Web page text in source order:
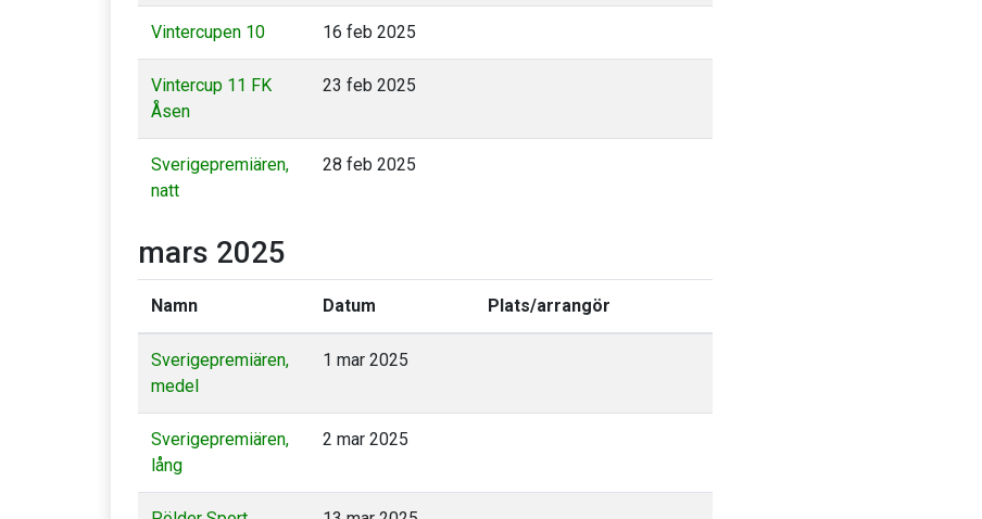
Vintercupen 10 16 feb 2025
Vintercup 11 FK
Åsen
23 feb 2025
Sverigepremiären,
natt
28 feb 2025
mars 2025
Namn Datum Plats/arrangör
Sverigepremiären,
medel
1 mar 2025
Sverigepremiären,
lång
2 mar 2025